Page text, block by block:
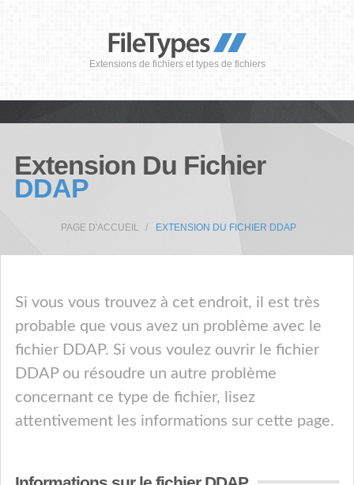
Extensions de fichiers et types de fichiers
Extension Du Fichier
DDAP
PAGE D'ACCUEIL EXTENSION DU FICHIER DDAP
Si vous vous trouvez à cet endroit, il est très
probable que vous avez un problème avec le
fichier DDAP. Si vous voulez ouvrir le fichier
DDAP ou résoudre un autre problème
concernant ce type de fichier, lisez
attentivement les informations sur cette page.